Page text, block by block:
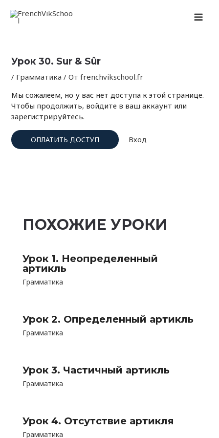
содержимому
Урок 30. Sur & Sûr
/ Грамматика / Отfrenchvikschool.fr
Мы сожалеем, но у вас нет доступа к этой странице.
Чтобы продолжить, войдите в ваш аккаунт или
зарегистрируйтесь.
ОПЛАТИТЬ ДОСТУП Вход
по
записям
ПОХОЖИЕ УРОКИ
Урок 1. Неопределенный
артикль
Грамматика
Урок 2. Определенный артикль
Грамматика
Урок 3. Частичный артикль
Грамматика
Урок 4. Отсутствие артикля
Грамматика